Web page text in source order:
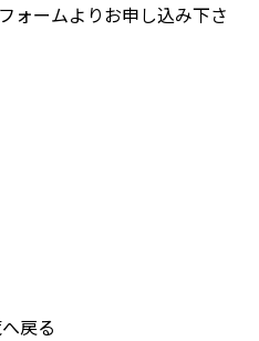
ォームよりお申し込み下さ
戻る